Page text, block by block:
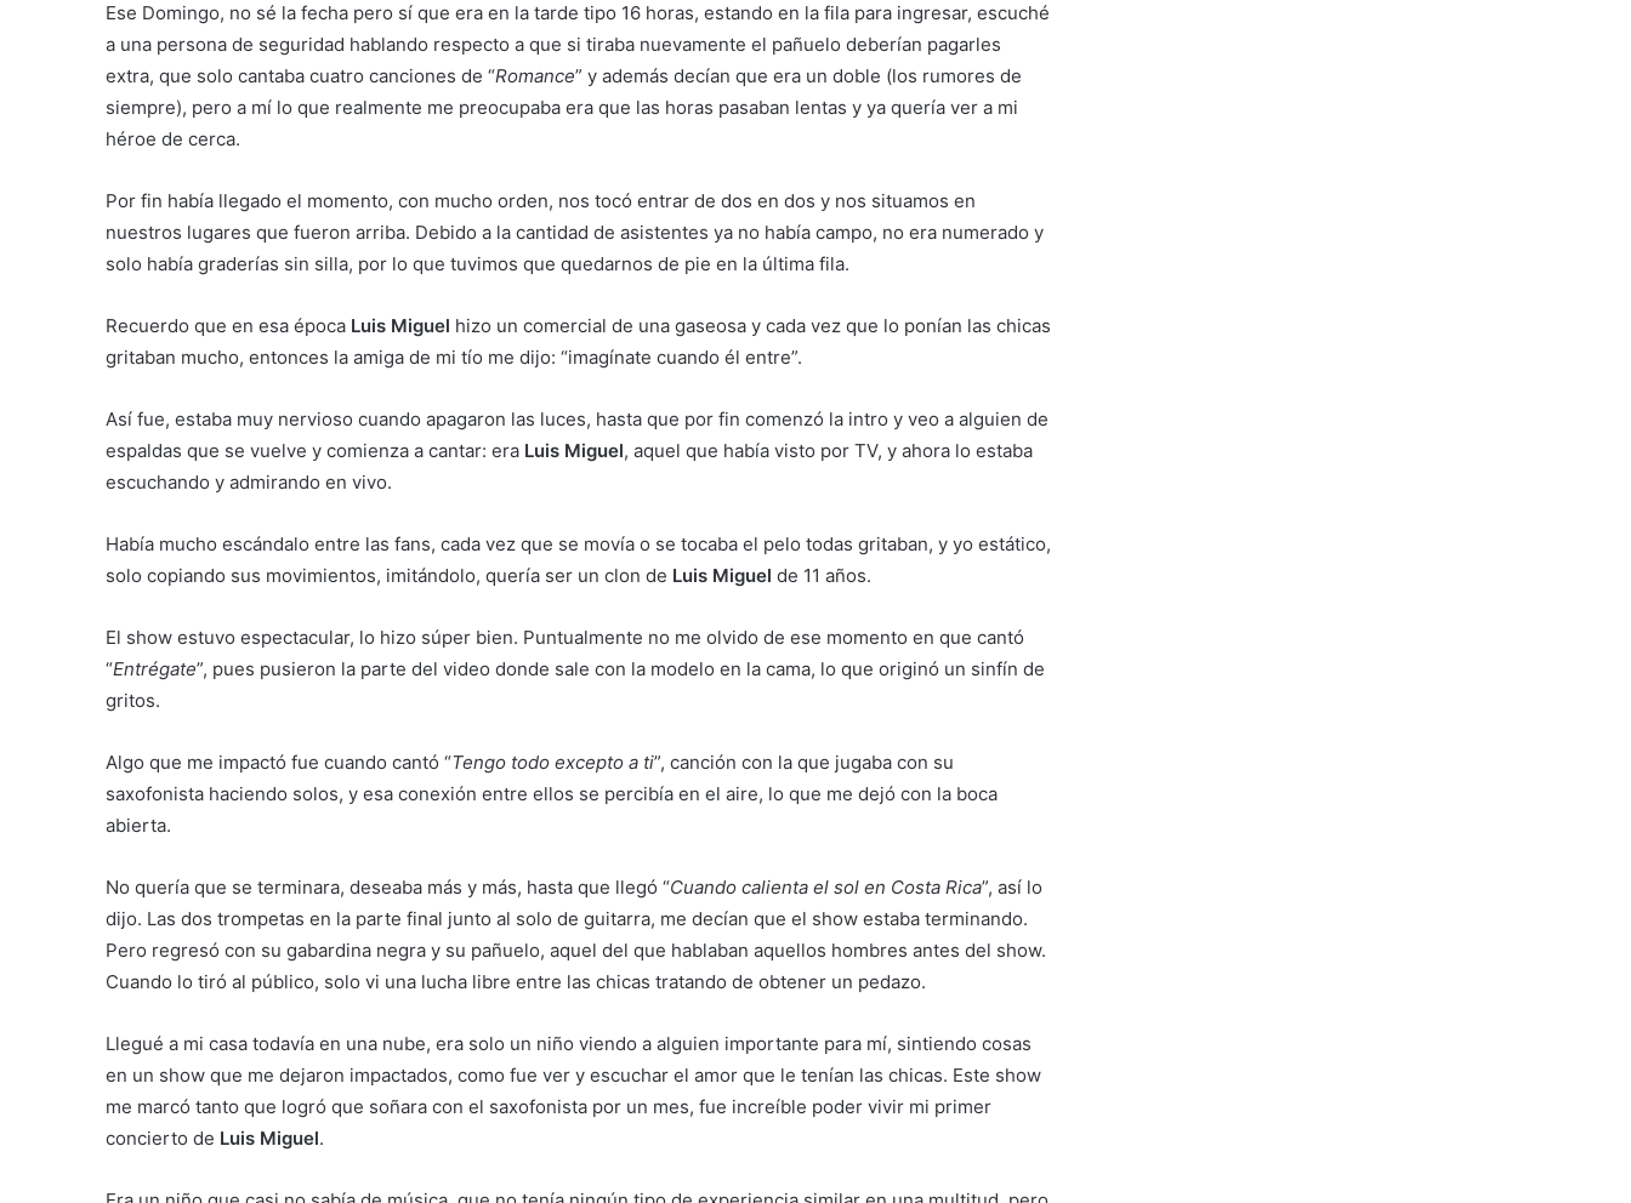
Ese Domingo, no sé la fecha pero sí que era en la tarde tipo 16 horas, estando en la fila para ingresar, escuché
a una persona de seguridad hablando respecto a que si tiraba nuevamente el pañuelo deberían pagarles
extra, que solo cantaba cuatro canciones de “Romance” y además decían que era un doble (los rumores de
siempre), pero a mí lo que realmente me preocupaba era que las horas pasaban lentas y ya quería ver a mi
héroe de cerca.
Por fin había llegado el momento, con mucho orden, nos tocó entrar de dos en dos y nos situamos en
nuestros lugares que fueron arriba. Debido a la cantidad de asistentes ya no había campo, no era numerado y
solo había graderías sin silla, por lo que tuvimos que quedarnos de pie en la última fila.
Recuerdo que en esa época Luis Miguel hizo un comercial de una gaseosa y cada vez que lo ponían las chicas
gritaban mucho, entonces la amiga de mi tío me dijo: “imagínate cuando él entre”.
Así fue, estaba muy nervioso cuando apagaron las luces, hasta que por fin comenzó la intro y veo a alguien de
espaldas que se vuelve y comienza a cantar: era Luis Miguel, aquel que había visto por TV, y ahora lo estaba
escuchando y admirando en vivo.
Había mucho escándalo entre las fans, cada vez que se movía o se tocaba el pelo todas gritaban, y yo estático,
solo copiando sus movimientos, imitándolo, quería ser un clon de Luis Miguel de 11 años.
El show estuvo espectacular, lo hizo súper bien. Puntualmente no me olvido de ese momento en que cantó
“Entrégate”, pues pusieron la parte del video donde sale con la modelo en la cama, lo que originó un sinfín de
gritos.
Algo que me impactó fue cuando cantó “Tengo todo excepto a ti”, canción con la que jugaba con su
saxofonista haciendo solos, y esa conexión entre ellos se percibía en el aire, lo que me dejó con la boca
abierta.
No quería que se terminara, deseaba más y más, hasta que llegó “Cuando calienta el sol en Costa Rica”, así lo
dijo. Las dos trompetas en la parte final junto al solo de guitarra, me decían que el show estaba terminando.
Pero regresó con su gabardina negra y su pañuelo, aquel del que hablaban aquellos hombres antes del show.
Cuando lo tiró al público, solo vi una lucha libre entre las chicas tratando de obtener un pedazo.
Llegué a mi casa todavía en una nube, era solo un niño viendo a alguien importante para mí, sintiendo cosas
en un show que me dejaron impactados, como fue ver y escuchar el amor que le tenían las chicas. Este show
me marcó tanto que logró que soñara con el saxofonista por un mes, fue increíble poder vivir mi primer
concierto de Luis Miguel.